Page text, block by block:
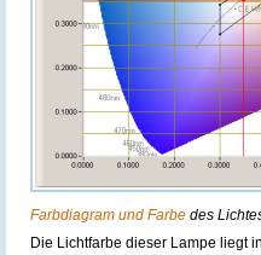
Farbdiagram und Farbe des
Die Lichtfarbe dieser Lampe liegt